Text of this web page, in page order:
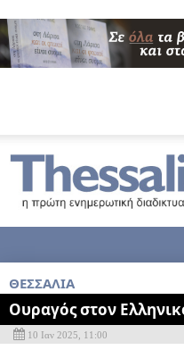
ΘΕΣΣΑΛΙΑ
Ουραγός στον
10 Ιαν 2025, 11:00